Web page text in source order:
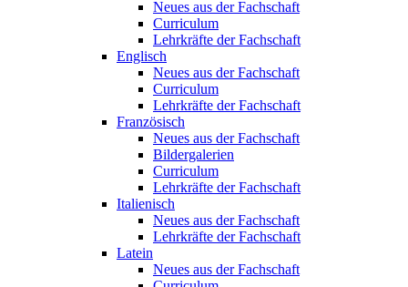
Neues aus der Fachschaft
Curriculum
Lehrkräfte der Fachschaft
Englisch
Neues aus der Fachschaft
Curriculum
Lehrkräfte der Fachschaft
Französisch
Neues aus der Fachschaft
Bildergalerien
Curriculum
Lehrkräfte der Fachschaft
Italienisch
Neues aus der Fachschaft
Lehrkräfte der Fachschaft
Latein
Neues aus der Fachschaft